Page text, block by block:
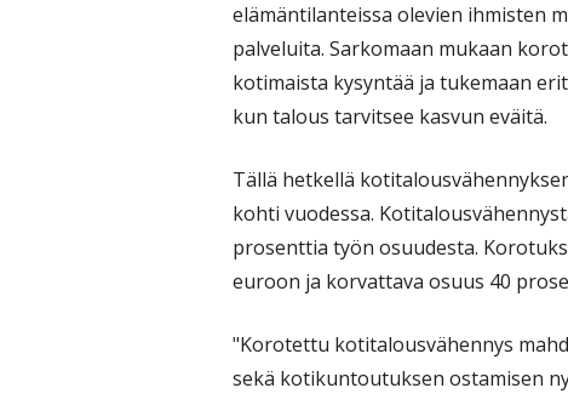
elämäntilanteissa olevien ihmisten
palveluita. Sarkomaan mukaan
kotimaista kysyntää ja tukemaan
kun talous tarvitsee kasvun eväitä.
Tällä hetkellä
kohti vuodessa.
prosenttia työn osuudesta.
euroon ja korvattava osuus 40
"Korotettu kotitalousvähennys
sekä kotikuntoutuksen ostamisen